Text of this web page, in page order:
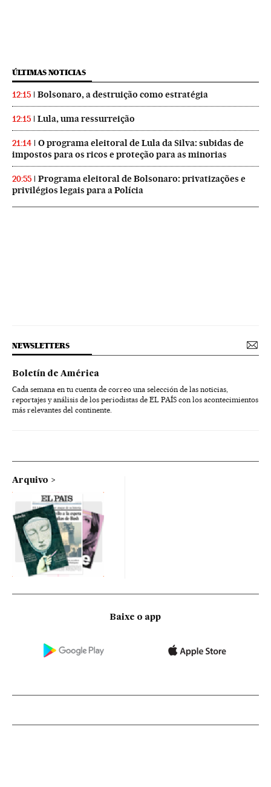
ÚLTIMAS NOTICIAS
12:15 Bolsonaro, a destruição como estratégia
12:15 Lula, uma ressurreição
21:14
O programa eleitoral de Lula da Silva: subidas de
impostos para os ricos e proteção para as minorias
20:55
Programa eleitoral de Bolsonaro: privatizações e
privilégios legais para a Polícia
NEWSLETTERS
Boletín de América
Cada semana en tu cuenta de correo una selección de las noticias,
reportajes y análisis de los periodistas de EL PAÍS con los acontecimientos
más relevantes del continente.
Arquivo
Baixe o app